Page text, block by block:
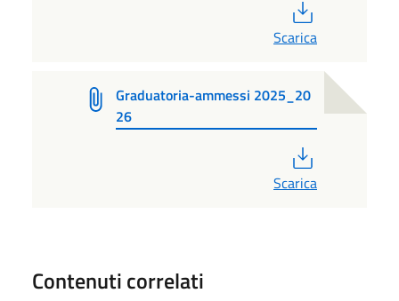
Scarica
Graduatoria-ammessi 2025_20
26
Scarica
Contenuti correlati